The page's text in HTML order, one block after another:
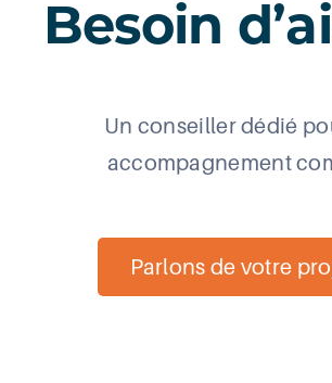
Besoin
Un conseiller dédié
accompagnement
Parlons de votre